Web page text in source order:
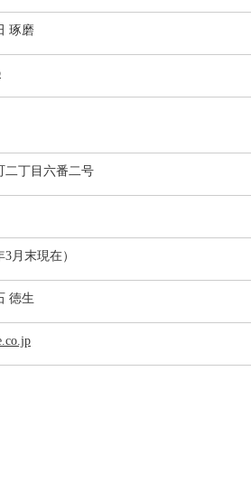
琢磨
二丁目六番二号
月末現在）
徳生